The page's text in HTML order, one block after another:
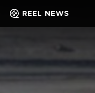
REEL NEWS